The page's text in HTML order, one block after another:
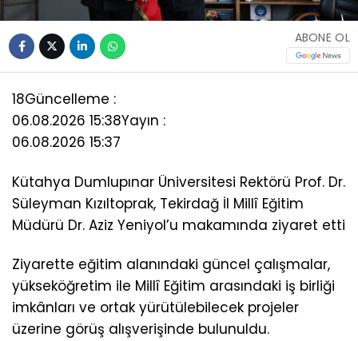
ABONE OL
18Güncelleme :
06.08.2026 15:38Yayın :
06.08.2026 15:37
Kütahya Dumlupınar Üniversitesi Rektörü Prof. Dr.
Süleyman Kızıltoprak, Tekirdağ İl Millî Eğitim
Müdürü Dr. Aziz Yeniyol’u makamında ziyaret etti
Ziyarette eğitim alanındaki güncel çalışmalar,
yükseköğretim ile Millî Eğitim arasındaki iş birliği
imkânları ve ortak yürütülebilecek projeler
üzerine görüş alışverişinde bulunuldu.